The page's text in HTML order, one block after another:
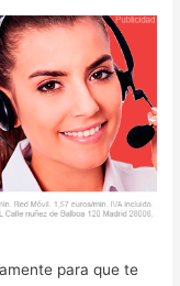
para que te